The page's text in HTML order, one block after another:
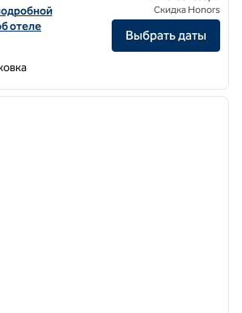
об отеле Hilton Garden Inn Zhongshan
отеле
Скидка Honors
Выбрать даты